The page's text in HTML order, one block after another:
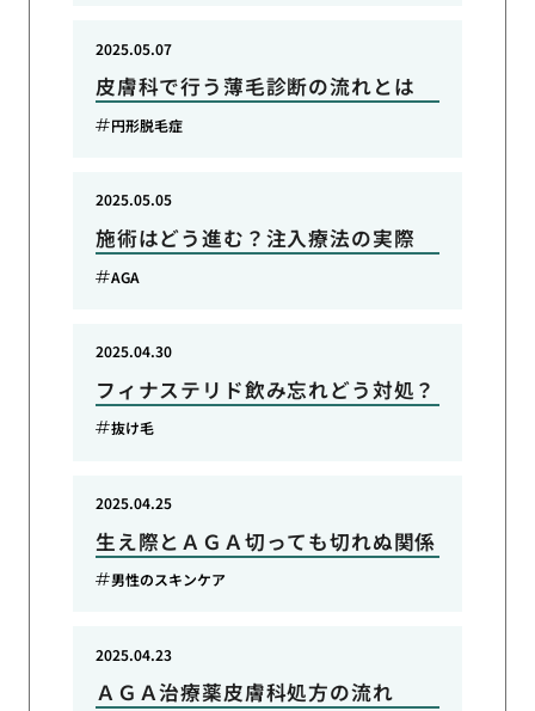
皮膚科で行う薄毛診断の流れとは
2025.05.07
円形脱毛症
施術はどう進む？注入療法の実際
2025.05.05
AGA
フィナステリド飲み忘れどう対処？
2025.04.30
抜け毛
生え際とＡＧＡ切っても切れぬ関係
2025.04.25
男性のスキンケア
ＡＧＡ治療薬皮膚科処方の流れ
2025.04.23